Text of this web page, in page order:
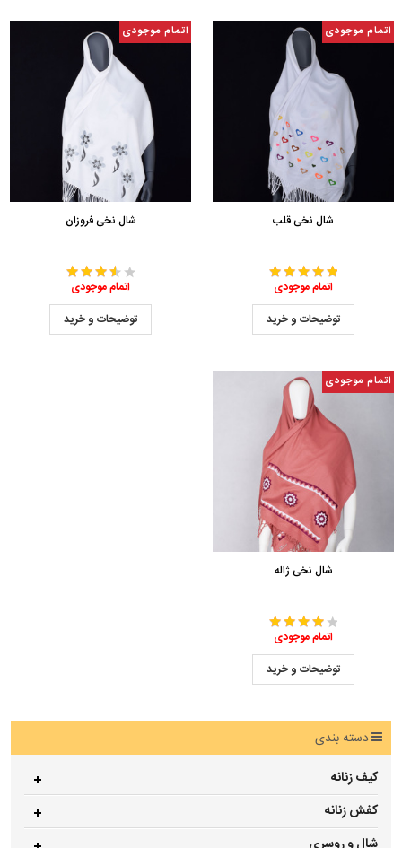
اتمام موجودی
شال نخی قلب
اتمام موجودی
توضیحات و خرید
اتمام موجودی
شال نخی فروزان
اتمام موجودی
توضیحات و خرید
اتمام موجودی
شال نخی ژاله
اتمام موجودی
توضیحات و خرید
دسته بندی
کیف زنانه
کفش زنانه